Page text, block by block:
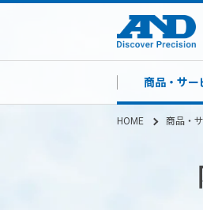
商品・サー
HOME 商品・